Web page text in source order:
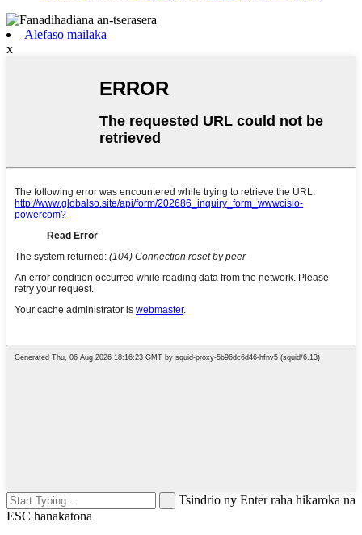
Alefaso mailaka
x
Tsindrio ny Enter raha hikaroka na
ESC hanakatona